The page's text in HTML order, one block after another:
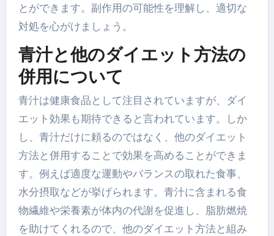
とができます。副作用の可能性を理解し、適切な
対処を心がけましょう。
青汁と他のダイエット方法の
併用について
青汁は健康食品として注目されていますが、ダイ
エット効果も期待できると言われています。しか
し、青汁だけに頼るのではなく、他のダイエット
方法と併用することで効果を高めることができま
す。例えば適度な運動やバランスの取れた食事、
水分摂取などが挙げられます。青汁に含まれる食
物繊維や栄養素が体内の代謝を促進し、脂肪燃焼
を助けてくれるので、他のダイエット方法と組み